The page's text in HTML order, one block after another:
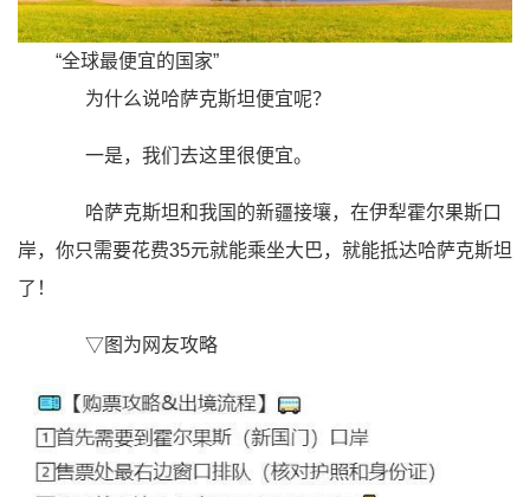
“全球最便宜的国家”
为什么说哈萨克斯坦便宜呢？
一是，我们去这里很便宜。
哈萨克斯坦和我国的新疆接壤，在伊犁霍尔果斯口
岸，你只需要花费35元就能乘坐大巴，就能抵达哈萨克斯坦
了！
▽图为网友攻略